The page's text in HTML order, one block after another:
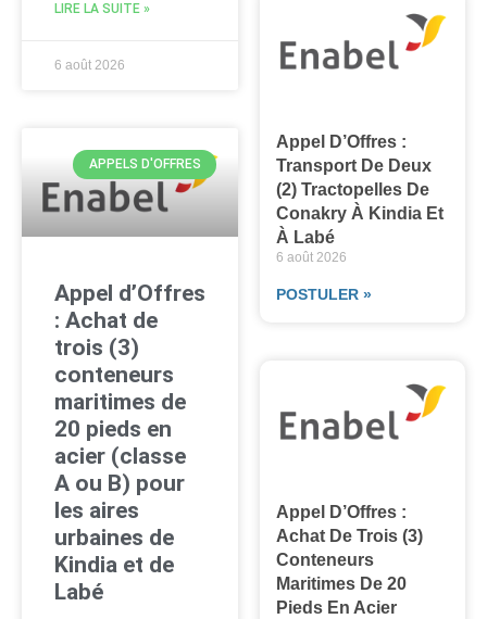
LIRE LA SUITE »
6 août 2026
APPELS D'OFFRES
Appel d’Offres
: Achat de
trois (3)
conteneurs
maritimes de
20 pieds en
acier (classe
A ou B) pour
les aires
urbaines de
Kindia et de
Labé
Appel D’Offres :
Transport De Deux
(2) Tractopelles De
Conakry À Kindia Et
À Labé
6 août 2026
POSTULER »
Appel D’Offres :
Achat De Trois (3)
Conteneurs
Maritimes De 20
Pieds En Acier